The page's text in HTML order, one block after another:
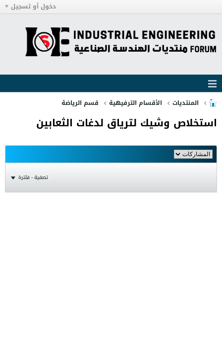
دخول أو تسجيل
المنتديات الأقسام الترفيهية قسم الرياضة
استخلاص وشيك لترياق لدغات الثعابين
تصفية - فلترة